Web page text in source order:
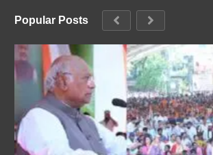
Popular Posts